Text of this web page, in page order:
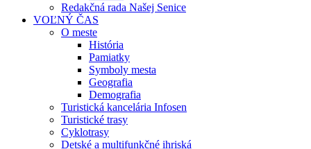
Redakčná rada Našej Senice
VOĽNÝ ČAS
O meste
História
Pamiatky
Symboly mesta
Geografia
Demografia
Turistická kancelária Infosen
Turistické trasy
Cyklotrasy
Detské a multifunkčné ihriská